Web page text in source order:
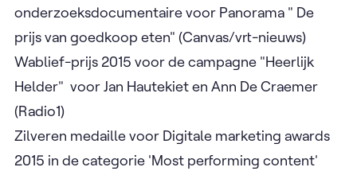
onderzoeksdocumentaire voor Panorama " De
prijs van goedkoop eten" (Canvas/vrt-nieuws)
Wablief-prijs 2015 voor de campagne "Heerlijk
Helder" voor Jan Hautekiet en Ann De Craemer
(Radio1)
Zilveren medaille voor Digitale marketing awards
2015 in de categorie 'Most performing content'